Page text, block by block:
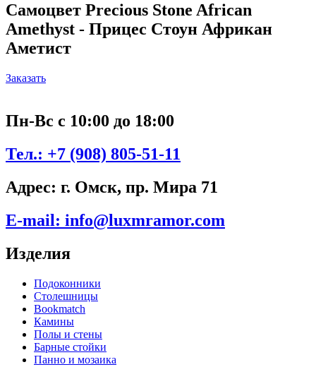
Самоцвет Precious Stone African
Amethyst - Прицес Стоун Африкан
Аметист
Заказать
Пн-Вс с 10:00 до 18:00
Тел.: +7 (908) 805-51-11
Адрес: г. Омск, пр. Мира 71
E-mail: info@luxmramor.com
Изделия
Подоконники
Столешницы
Bookmatch
Камины
Полы и стены
Барные стойки
Панно и мозаика